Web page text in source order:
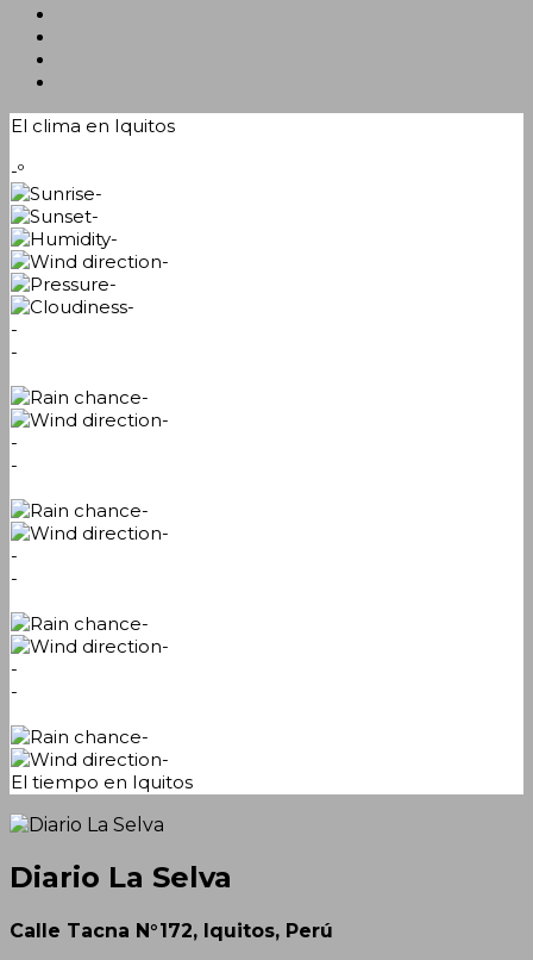
El clima en Iquitos
-º
-
-
-
-
-
-
-
-
-
-
-
-
-
-
-
-
-
-
-
-
-
-
El tiempo en Iquitos
Diario La Selva
Calle Tacna N°172, Iquitos, Perú